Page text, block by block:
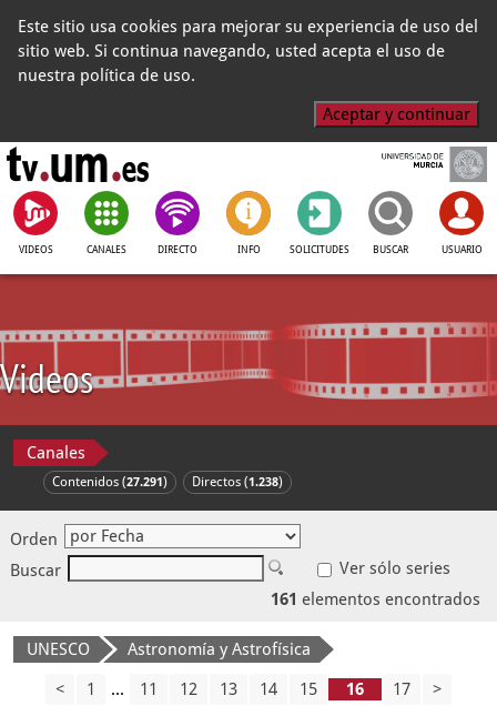
Este sitio usa cookies para mejorar su experiencia de uso del
sitio web. Si continua navegando, usted acepta el uso de
nuestra política de uso.
Aceptar y continuar
VIDEOS CANALES DIRECTO INFO SOLICITUDES BUSCAR USUARIO
Videos
Canales
Contenidos (27.291) Directos (1.238)
Orden
Buscar
Ver sólo series
161 elementos encontrados
UNESCO
Astronomía y Astrofísica
<
1 ... 11 12 13 14 15 17 >